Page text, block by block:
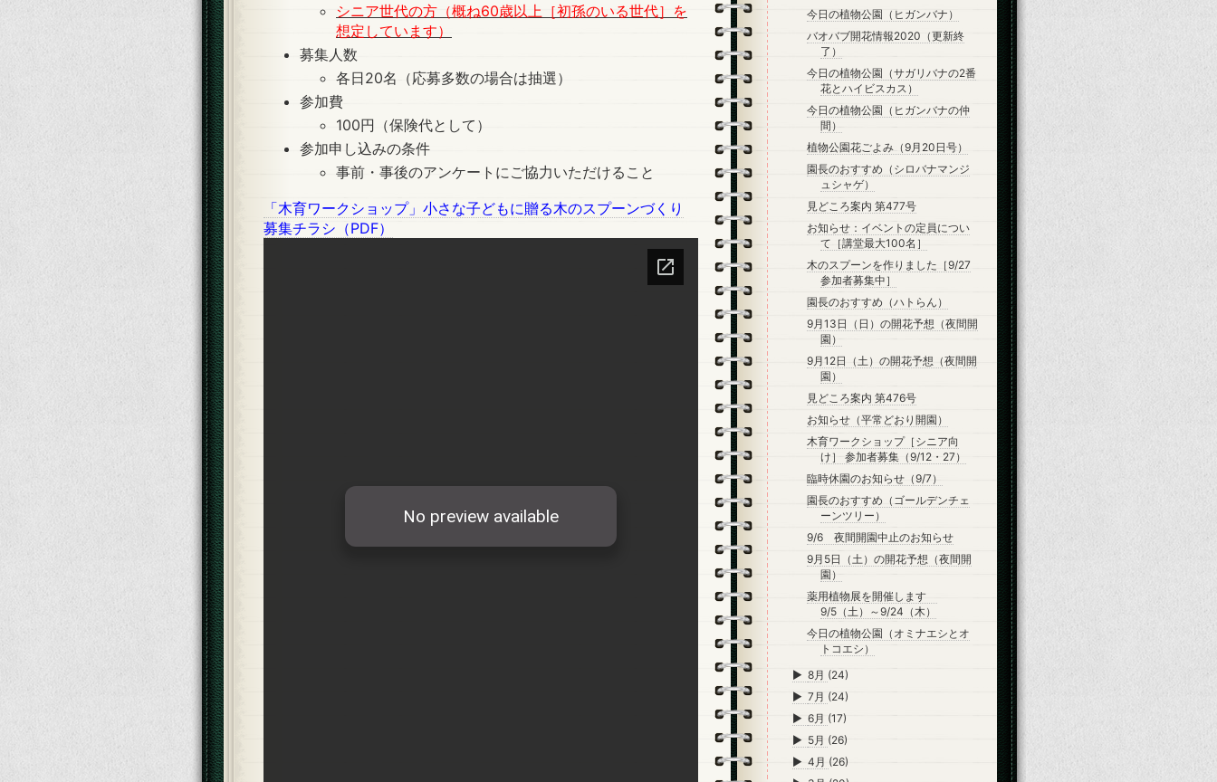
シニア世代の方（概ね60歳以上［初孫のいる世代］を
想定しています）
募集人数
各日20名（応募多数の場合は抽選）
参加費
100円（保険代として）
参加申し込みの条件
事前・事後のアンケートにご協力いただけること
「木育ワークショップ」小さな子どもに贈る木のスプーンづくり
募集チラシ（PDF）
今日の植物公園（ヒガンバナ）
バオバブ開花情報2020（更新終
了）
今日の植物公園（サガリバナの2番
花とハイビスカス）
今日の植物公園（ヒガンバナの仲
間）
植物公園花ごよみ（9月20日号）
園長のおすすめ（シロバナマンジ
ュシャゲ）
見どころ案内 第477号
お知らせ：イベントの定員につい
て［講堂最大100名］
木のスプーンを作りました［9/27
参加者募集中］
園長のおすすめ（ハトらん）
9月13日（日）の開花予想（夜間開
園）
9月12日（土）の開花予想（夜間開
園）
見どころ案内 第476号
お知らせ（平常どおり開園）
木育ワークショップ［シニア向
け］ 参加者募集（9/12・27）
臨時休園のお知らせ（9/7）
園長のおすすめ（ゴールデンチェ
ーンツリー）
9/6 夜間開園中止のお知らせ
9月5日（土）の開花予想（夜間開
園）
薬用植物展を開催します
9/5（土）～9/24（木）
今日の植物公園（オミナエシとオ
トコエシ）
►8月 (24)
►7月 (24)
►6月 (17)
► 5月 (26)
►4月 (26)